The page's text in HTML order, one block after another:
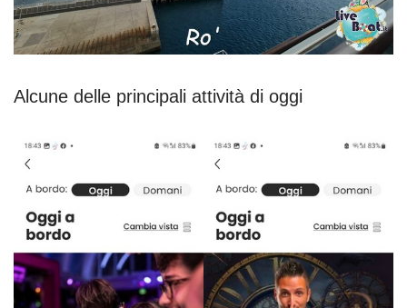
Alcune delle principali attività di oggi